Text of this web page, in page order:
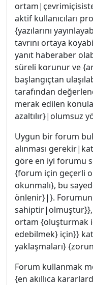
aktif kullanıcıları
{yazılarını
tavrını ortaya
yanıt haberaber
süreli korunur ve
başlangıçtan
tarafından
merak edilen
azaltılır}|olumsuz
Uygun bir forum
alınması
göre en iyi forumu
{forum için geçerli
okunmalı}, bu
önlenir}|}.
sahiptir|olmuştur}},
ortam {oluşturmak
edebilmek} için}}
yaklaşmaları}
Forum kullanmak
{en akıllıca